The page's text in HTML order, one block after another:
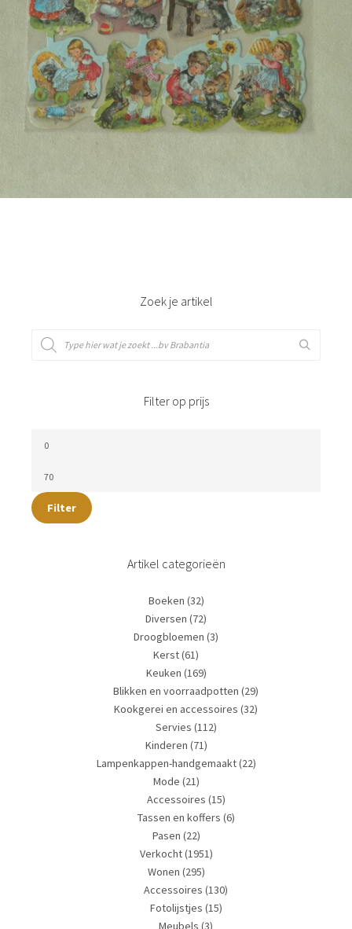
€3,50
Zoek je artikel
Filter op prijs
Filter
Artikel categorieën
Boeken (32)
Diversen (72)
Droogbloemen (3)
Kerst(61)
Keuken (169)
Blikken en voorraadpotten (29)
Kookgerei en accessoires (32)
Servies (112)
Kinderen (71)
Lampenkappen-handgemaakt(22)
Mode (21)
Accessoires (15)
Tassen en koffers (6)
Pasen (22)
Verkocht(1951)
Wonen (295)
Accessoires (130)
Fotolijstjes (15)
Meubels (3)